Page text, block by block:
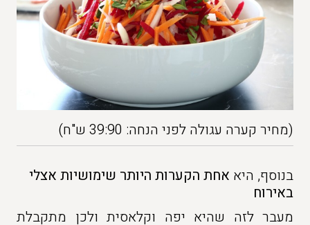
(מחיר קערה עגולה לפני הנחה: 39:90 ש"ח)
בנוסף, היא אחת הקערות היותר שימושיות אצלי
באירוח
מעבר לזה שהיא יפה וקלאסית ולכן מתקבלת